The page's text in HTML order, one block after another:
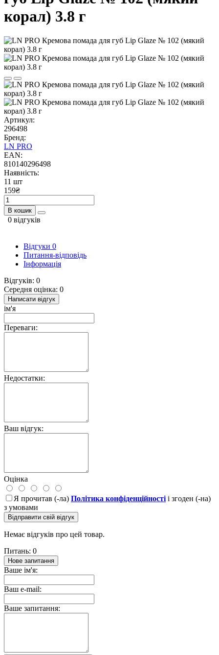
корал) 3.8 г
Артикул:
296498
Бренд:
LN PRO
EAN:
810140296498
Наявність:
11 шт
159₴
В кошик
0 відгуків
Відгуки 0
Питання-відповідь
Інформація
Відгуків: 0
Середня оцінка: 0
Написати відгук
ім'я
Переваги:
Недостатки:
Ваш відгук:
Оцінка
Я прочитав (-ла) Політика конфіденційності і згоден (-на)
з умовами
Відправити свій відгук
Немає відгуків про цей товар.
Питань: 0
Нове запитання
Ваше ім'я:
Ваш e-mail:
Ваше запитання: